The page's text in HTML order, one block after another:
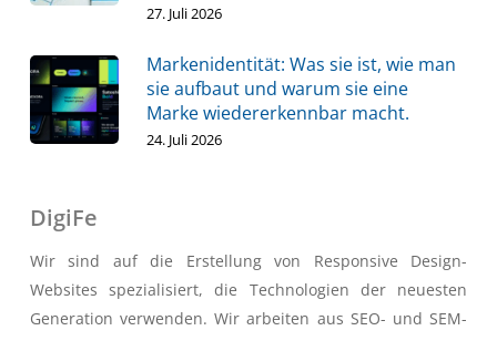
27. Juli 2026
Markenidentität: Was sie ist, wie man
sie aufbaut und warum sie eine
Marke wiedererkennbar macht.
24. Juli 2026
DigiFe
Wir sind auf die Erstellung von Responsive Design-
Websites spezialisiert, die Technologien der neuesten
Generation verwenden. Wir arbeiten aus SEO- und SEM-